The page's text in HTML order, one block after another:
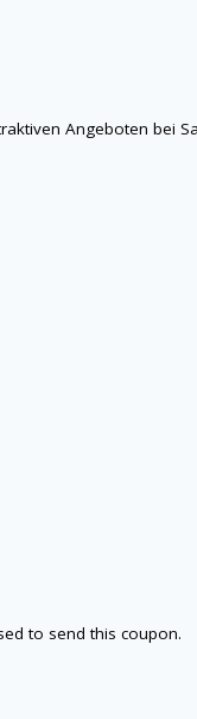
Angeboten bei
to send this coupon.